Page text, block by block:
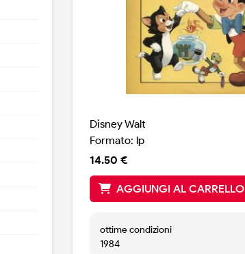
Disney Walt
Formato: lp
14.50 €
AGGIUNGI AL CARRELLO
ottime condizioni
1984